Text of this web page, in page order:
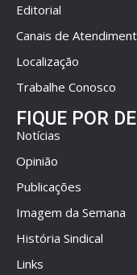
Editorial
Canais de
Localização
Trabalhe Conosco
FIQUE POR
Notícias
Opinião
Publicações
Imagem da Semana
História Sindical
Links